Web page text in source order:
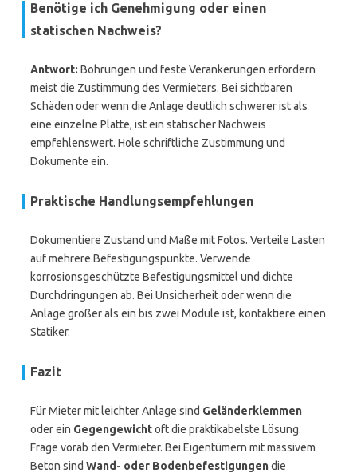
Benötige ich Genehmigung oder einen
statischen Nachweis?
Antwort: Bohrungen und feste Verankerungen erfordern
meist die Zustimmung des Vermieters. Bei sichtbaren
Schäden oder wenn die Anlage deutlich schwerer ist als
eine einzelne Platte, ist ein statischer Nachweis
empfehlenswert. Hole schriftliche Zustimmung und
Dokumente ein.
Praktische Handlungsempfehlungen
Dokumentiere Zustand und Maße mit Fotos. Verteile Lasten
auf mehrere Befestigungspunkte. Verwende
korrosionsgeschützte Befestigungsmittel und dichte
Durchdringungen ab. Bei Unsicherheit oder wenn die
Anlage größer als ein bis zwei Module ist, kontaktiere einen
Statiker.
Fazit
Für Mieter mit leichter Anlage sind Geländerklemmen
oder ein Gegengewichtoft die praktikabelste Lösung.
Frage vorab den Vermieter. Bei Eigentümern mit massivem
Beton sind Wand- oder Bodenbefestigungendie